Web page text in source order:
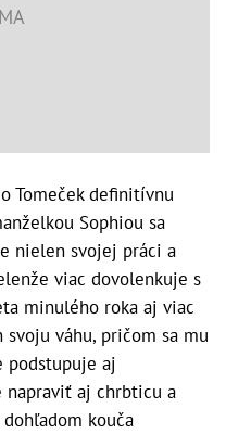
Tomeček definitívnu
Sophiou sa
nielen svojej práci a
viac dovolenkuje s
minulého roka aj viac
váhu, pričom sa mu
podstupuje aj
aj chrbticu a
kouča